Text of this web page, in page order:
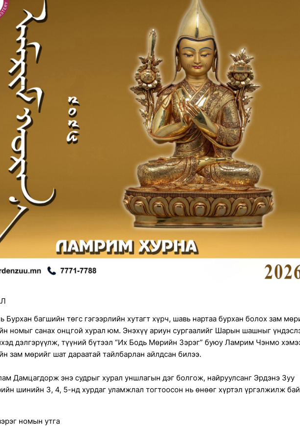
Бурхан багшийн төгс гэгээрлийн хутагт хүрч, шавь нартаа бурхан болох зам
номыг санах онцгой хурал юм. Энэхүү ариун сургаалийг Шарын шашныг
дэлгэрүүлж, түүний бүтээл “Их Бодь Мөрийн Зэрэг” буюу Ламрим Чэнмо
зам мөрийг шат дараатай тайлбарлан айлдсан билээ.
Дамцагдорж энэ судрыг хурал уншлагын дэг болгож, найруулсанг Эрдэнэ Зуу
шинийн 3, 4, 5-нд хурдаг уламжлал тогтоосон нь өнөөг хүртэл үргэлжилж
номын утга